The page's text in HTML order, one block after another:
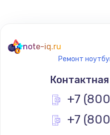
note-iq.ru
Ремонт
+7
+7